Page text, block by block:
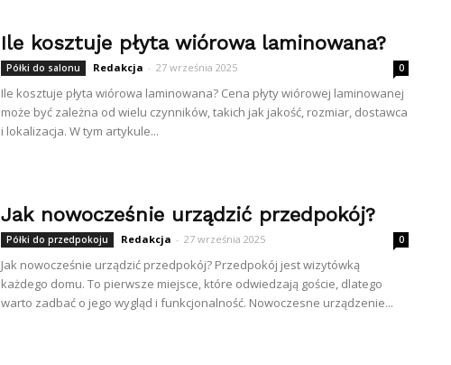
Ile kosztuje płyta wiórowa laminowana?
Półki do salonu Redakcja - 27 września 2025 0
Ile kosztuje płyta wiórowa laminowana? Cena płyty wiórowej laminowanej
może być zależna od wielu czynników, takich jak jakość, rozmiar, dostawca
i lokalizacja. W tym artykule...
Jak nowocześnie urządzić przedpokój?
Półki do przedpokoju Redakcja - 27 września 2025 0
Jak nowocześnie urządzić przedpokój? Przedpokój jest wizytówką
każdego domu. To pierwsze miejsce, które odwiedzają goście, dlatego
warto zadbać o jego wygląd i funkcjonalność. Nowoczesne urządzenie...